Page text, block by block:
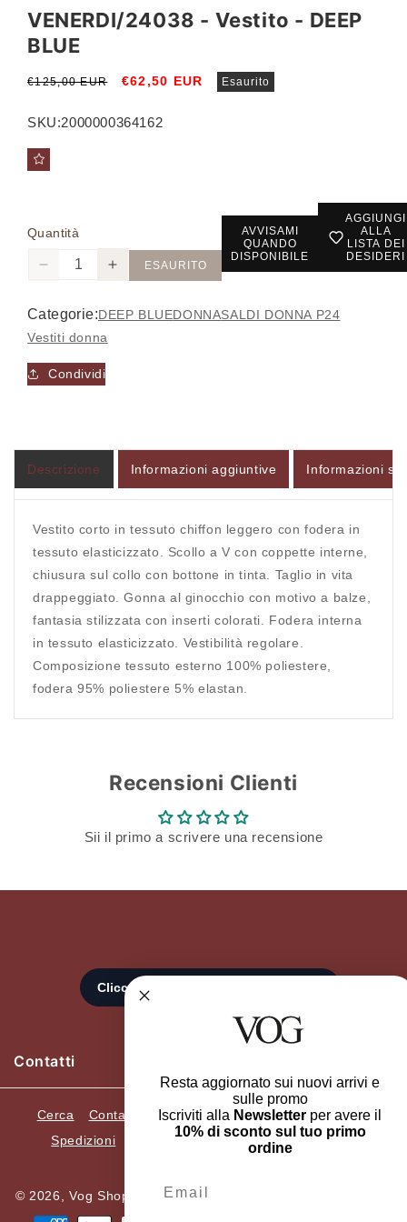
VENERDI/24038 - Vestito - DEEP
BLUE
Prezzo
listino
€125,00 EUR
Prezzo
€62,50 EUR Esaurito
SKU:2000000364162
Quantità
Diminuisci
per
VENERDI/24038
-
Vestito
-
Aumenta
per
ESAURITO
AVVISAMI
QUANDO
DISPONIBILE
AGGIUNGI
ALLA
LISTA DEI
DESIDERI
Categorie:DEEP BLUEDONNASALDI DONNA P24
Vestiti donna
Condividi
Descrizione Informazioni aggiuntive Informazioni
Vestito corto in tessuto chiffon leggero con fodera in
tessuto elasticizzato. Scollo a V con coppette interne,
chiusura sul collo con bottone in tinta. Taglio in vita
drappeggiato. Gonna al ginocchio con motivo a balze,
fantasia stilizzata con inserti colorati. Fodera interna
in tessuto elasticizzato. Vestibilità regolare.
Composizione tessuto esterno 100% poliestere,
fodera 95% poliestere 5% elastan.
Recensioni Clienti
Sii il primo a scrivere una recensione
Contatti
Cerca Contatti Recedi dall'ordine
Resi e Cambi
Spedizioni
Termini e condizioni
Privacy Policy
© 2026,Vog Shop Online ELLEGI SRL. P.Iva 05482420659.
Metodi
Accedi al tuo account per aggiungere prodotti alla
tua lista dei desideri e visualizzare gli articoli
salvati in precedenza.
Login
Resta aggiornato sui nuovi arrivi e
sulle promo
Iscriviti alla Newsletter per avere il
10% di sconto sul tuo primo
ordine